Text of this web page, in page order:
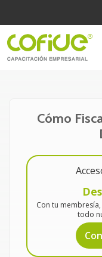
Cómo
Con tu
todo